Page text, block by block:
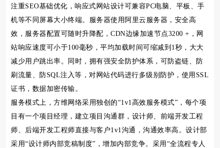
注重SEO基础优化，响应式网站设计可兼容PC电脑、平板、手
机等不同屏幕大小终端。服务器使用阿里云服务器，安全高
效，服务器配置可随时升降配，CDN边缘加速节点3200 +，网
站响应速度可小于100毫秒，平均加载时间可缩减到1秒，大大
减少用户跳出率。同时，拥有强安全防护体系，可防盗链、防
刷流量、防SQL注入等，对网站代码进行多级别防护，使用SSL
证书，数据加密传输。
服务模式上，方维网络采用独创的“1v1高效服务模式”，每个项
目有一个项目经理，建立项目沟通群，设计师、前端开发工程
师、后端开发工程师直接与客户1v1沟通，沟通效率高。设计部
采用“设计师内部竞稿制度”，增加内部竞争。采用“全流程专人